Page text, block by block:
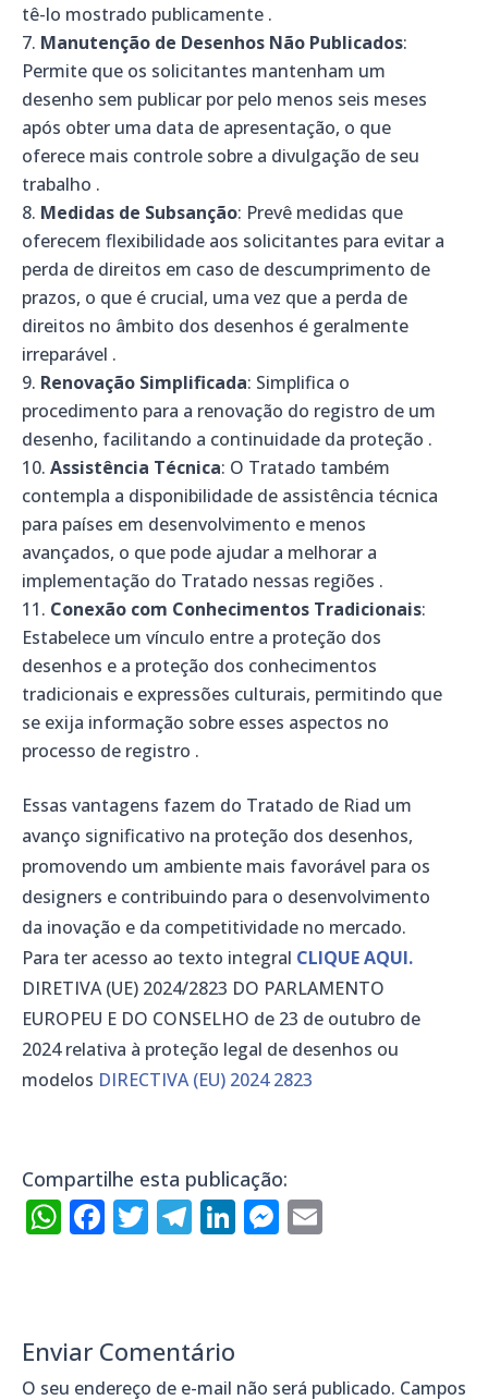
tê-lo mostrado publicamente .
Manutenção de Desenhos Não Publicados:
Permite que os solicitantes mantenham um
desenho sem publicar por pelo menos seis meses
após obter uma data de apresentação, o que
oferece mais controle sobre a divulgação de seu
trabalho .
Medidas de Subsanção: Prevê medidas que
oferecem flexibilidade aos solicitantes para evitar a
perda de direitos em caso de descumprimento de
prazos, o que é crucial, uma vez que a perda de
direitos no âmbito dos desenhos é geralmente
irreparável .
Renovação Simplificada: Simplifica o
procedimento para a renovação do registro de um
desenho, facilitando a continuidade da proteção .
Assistência Técnica: O Tratado também
contempla a disponibilidade de assistência técnica
para países em desenvolvimento e menos
avançados, o que pode ajudar a melhorar a
implementação do Tratado nessas regiões .
Conexão com Conhecimentos Tradicionais:
Estabelece um vínculo entre a proteção dos
desenhos e a proteção dos conhecimentos
tradicionais e expressões culturais, permitindo que
se exija informação sobre esses aspectos no
processo de registro .
Essas vantagens fazem do Tratado de Riad um
avanço significativo na proteção dos desenhos,
promovendo um ambiente mais favorável para os
designers e contribuindo para o desenvolvimento
da inovação e da competitividade no mercado.
Para ter acesso ao texto integral CLIQUE AQUI.
DIRETIVA (UE) 2024/2823 DO PARLAMENTO
EUROPEU E DO CONSELHO de 23 de outubro de
2024 relativa à proteção legal de desenhos ou
modelos DIRECTIVA (EU) 2024 2823
Compartilhe esta publicação:
WhatsApp
Facebook
Twitter
Telegram
LinkedIn
Messenger
Enviar Comentário
O seu endereço de e-mail não será publicado. Campos